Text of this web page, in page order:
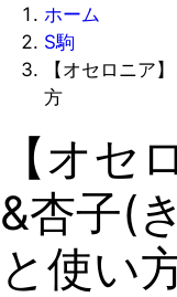
ホーム
S駒
【オセロニア
方
【オセ
&杏子(
と使い